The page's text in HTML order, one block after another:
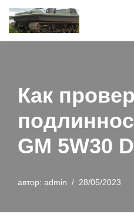
Перейти
Как
GM 5W30
автор: admin 28/05/2023